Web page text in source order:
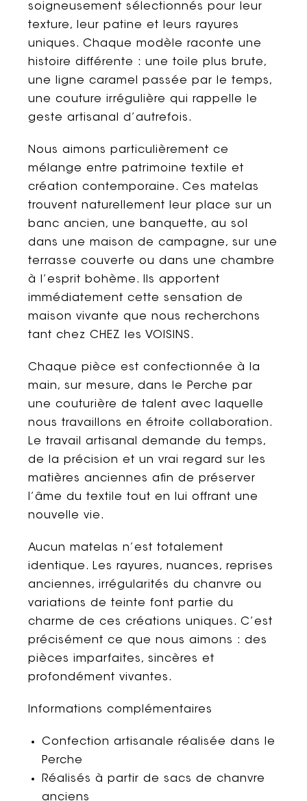
soigneusement sélectionnés pour leur
texture, leur patine et leurs rayures
uniques. Chaque modèle raconte une
histoire différente : une toile plus brute,
une ligne caramel passée par le temps,
une couture irrégulière qui rappelle le
geste artisanal d’autrefois.
Nous aimons particulièrement ce
mélange entre patrimoine textile et
création contemporaine. Ces matelas
trouvent naturellement leur place sur un
banc ancien, une banquette, au sol
dans une maison de campagne, sur une
terrasse couverte ou dans une chambre
à l’esprit bohème. Ils apportent
immédiatement cette sensation de
maison vivante que nous recherchons
tant chez CHEZ les VOISINS.
Chaque pièce est confectionnée à la
main, sur mesure, dans le Perche par
une couturière de talent avec laquelle
nous travaillons en étroite collaboration.
Le travail artisanal demande du temps,
de la précision et un vrai regard sur les
matières anciennes afin de préserver
l’âme du textile tout en lui offrant une
nouvelle vie.
Aucun matelas n’est totalement
identique. Les rayures, nuances, reprises
anciennes, irrégularités du chanvre ou
variations de teinte font partie du
charme de ces créations uniques. C’est
précisément ce que nous aimons : des
pièces imparfaites, sincères et
profondément vivantes.
Informations complémentaires
Confection artisanale réalisée dans le
Perche
Réalisés à partir de sacs de chanvre
anciens